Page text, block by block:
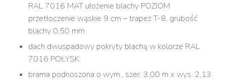
RAL 7016 MAT ułożenie blachy POZIOM
przetłoczenie wąskie 9 cm – trapez T-8, grubość
blachy 0,50 mm
dach dwuspadowy pokryty blachą w kolorze RAL
7016 POŁYSK
brama podnoszona o wym., szer. 3,00 m x wys. 2,13